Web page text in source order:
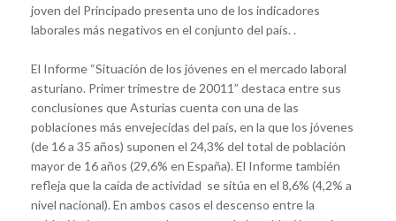
joven del Principado presenta uno de los indicadores
laborales más negativos en el conjunto del país. .
El Informe “Situación de los jóvenes en el mercado laboral
asturiano. Primer trimestre de 20011” destaca entre sus
conclusiones que Asturias cuenta con una de las
poblaciones más envejecidas del país, en la que los jóvenes
(de 16 a 35 años) suponen el 24,3% del total de población
mayor de 16 años (29,6% en España). El Informe también
refleja que la caída de actividad se sitúa en el 8,6% (4,2% a
nivel nacional). En ambos casos el descenso entre la